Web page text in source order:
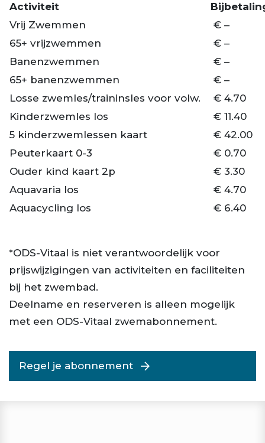
Activiteit
Vrij Zwemmen
€ –
65+ vrijzwemmen
€ –
Banenzwemmen
€ –
65+ banenzwemmen
€ –
Losse zwemles/traininsles voor volw.
€ 4.70
Kinderzwemles los
€ 11.40
5 kinderzwemlessen kaart
€ 42.00
Peuterkaart 0-3
€ 0.70
Ouder kind kaart 2p
€ 3.30
Aquavaria los
€ 4.70
Aquacycling los
€ 6.40
*ODS-Vitaal is niet verantwoordelijk voor
prijswijzigingen van activiteiten en faciliteiten
bij het zwembad.
Deelname en reserveren is alleen mogelijk
met een ODS-Vitaal zwemabonnement.
Regel je abonnement